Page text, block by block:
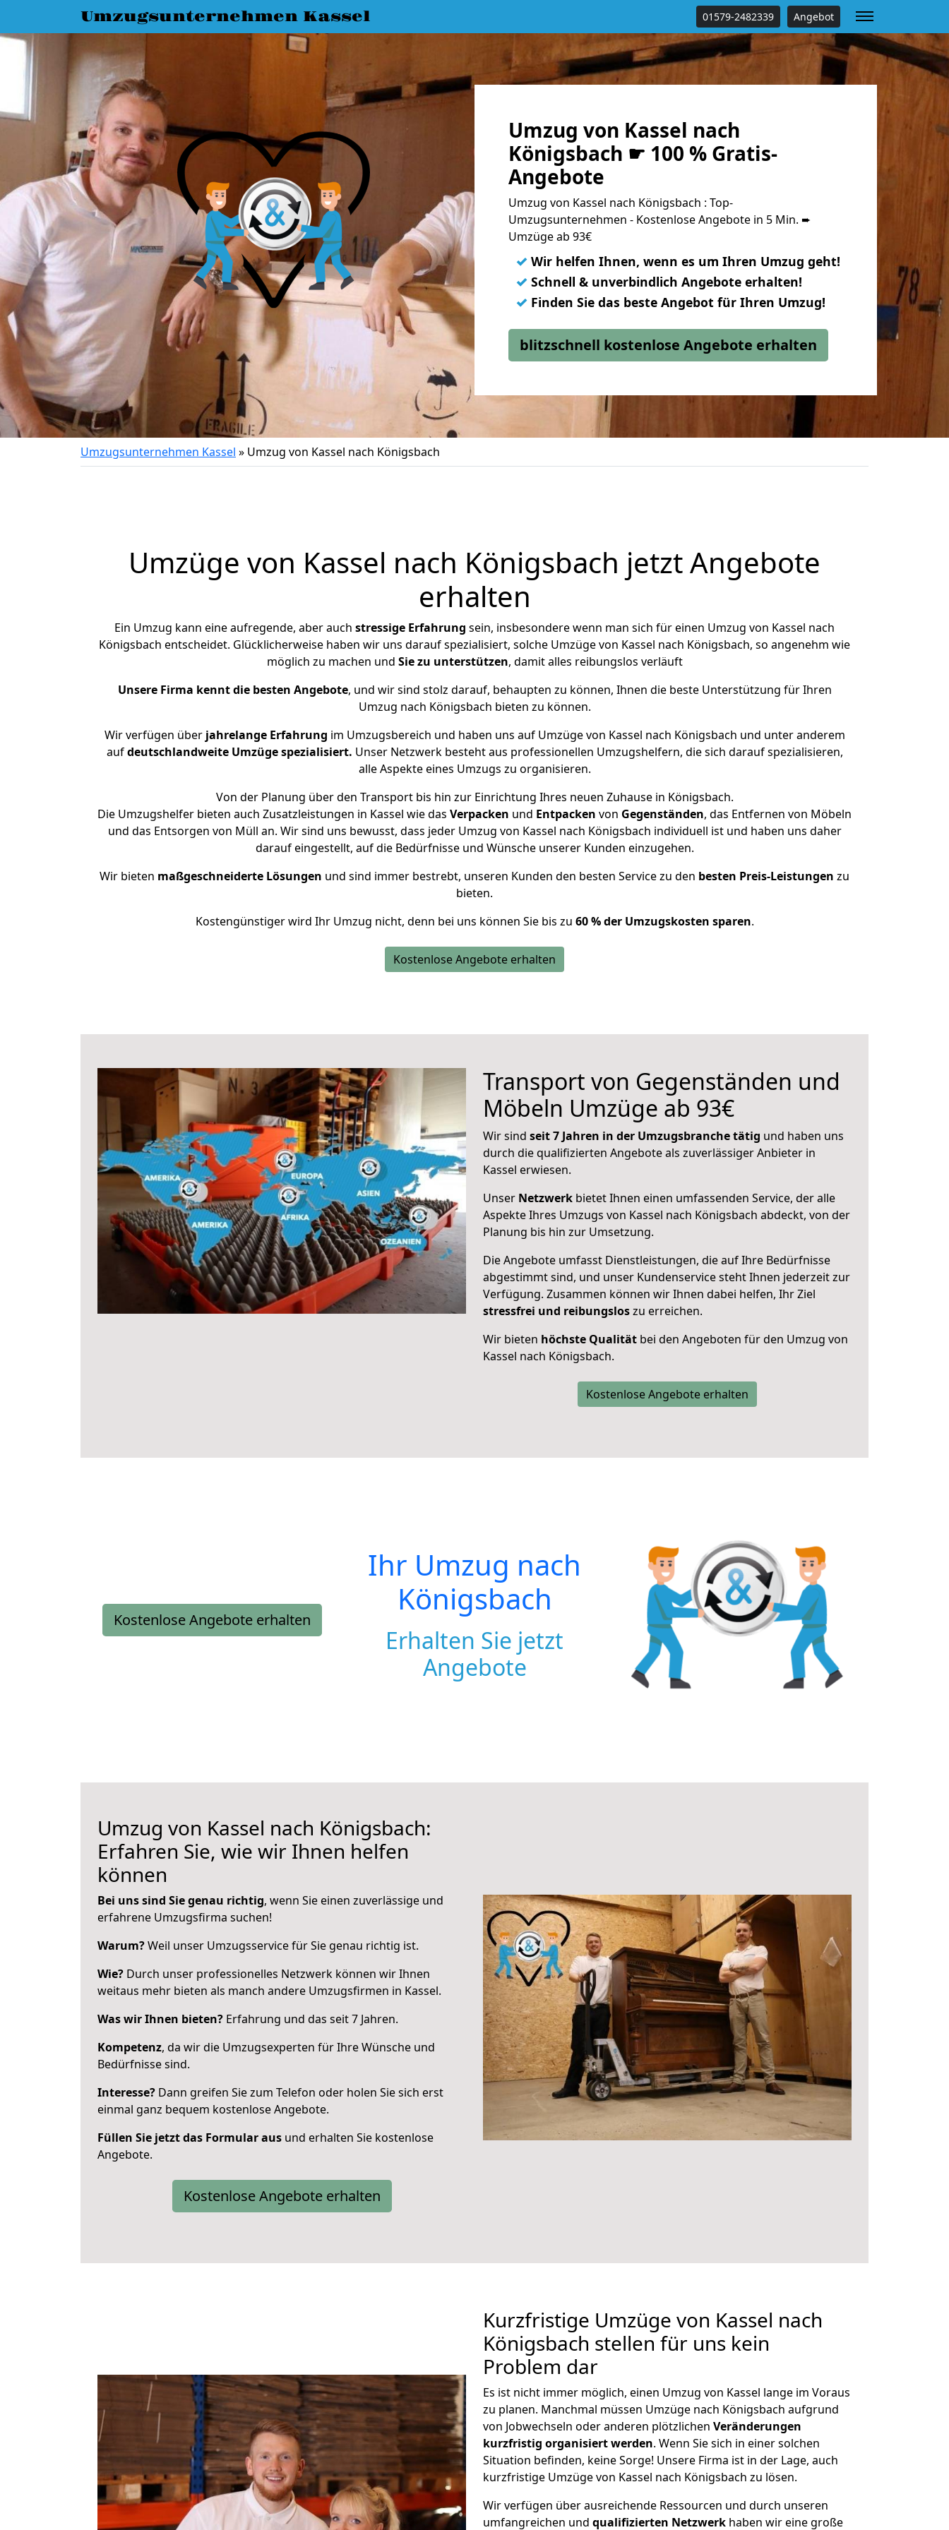
Umzugsunternehmen Kassel 01579-2482339 Angebot
Umzug von Kassel nach
Königsbach ☛ 100 % Gratis-
Angebote
Umzug von Kassel nach Königsbach : Top-
Umzugsunternehmen - Kostenlose Angebote in 5 Min. ➨
Umzüge ab 93€
✓ Wir helfen Ihnen, wenn es um Ihren Umzug geht!
✓ Schnell & unverbindlich Angebote erhalten!
✓ Finden Sie das beste Angebot für Ihren Umzug!
blitzschnell kostenlose Angebote erhalten
Umzugsunternehmen Kassel » Umzug von Kassel nach Königsbach
Umzüge von Kassel nach Königsbach jetzt Angebote
erhalten
Ein Umzug kann eine aufregende, aber auch stressige Erfahrung sein, insbesondere wenn man sich für einen Umzug von Kassel nach
Königsbach entscheidet. Glücklicherweise haben wir uns darauf spezialisiert, solche Umzüge von Kassel nach Königsbach, so angenehm wie
möglich zu machen und Sie zu unterstützen, damit alles reibungslos verläuft
Unsere Firma kennt die besten Angebote, und wir sind stolz darauf, behaupten zu können, Ihnen die beste Unterstützung für Ihren
Umzug nach Königsbach bieten zu können.
Wir verfügen überjahrelange Erfahrung im Umzugsbereich und haben uns auf Umzüge von Kassel nach Königsbach und unter anderem
aufdeutschlandweite Umzüge spezialisiert. Unser Netzwerk besteht aus professionellen Umzugshelfern, die sich darauf spezialisieren,
alle Aspekte eines Umzugs zu organisieren.
Von der Planung über den Transport bis hin zur Einrichtung Ihres neuen Zuhause in Königsbach.
Die Umzugshelfer bieten auch Zusatzleistungen in Kassel wie das Verpacken und Entpacken von Gegenständen, das Entfernen von Möbeln
und das Entsorgen von Müll an. Wir sind uns bewusst, dass jeder Umzug von Kassel nach Königsbach individuell ist und haben uns daher
darauf eingestellt, auf die Bedürfnisse und Wünsche unserer Kunden einzugehen.
Wir bieten maßgeschneiderte Lösungen und sind immer bestrebt, unseren Kunden den besten Service zu den besten Preis-Leistungen zu
bieten.
Kostengünstiger wird Ihr Umzug nicht, denn bei uns können Sie bis zu 60 % der Umzugskosten sparen.
Kostenlose Angebote erhalten
Transport von Gegenständen und
Möbeln Umzüge ab 93€
Wir sind seit 7 Jahren in der Umzugsbranche tätig und haben uns
durch die qualifizierten Angebote als zuverlässiger Anbieter in
Kassel erwiesen.
Unser Netzwerk bietet Ihnen einen umfassenden Service, der alle
Aspekte Ihres Umzugs von Kassel nach Königsbach abdeckt, von der
Planung bis hin zur Umsetzung.
Die Angebote umfasst Dienstleistungen, die auf Ihre Bedürfnisse
abgestimmt sind, und unser Kundenservice steht Ihnen jederzeit zur
Verfügung. Zusammen können wir Ihnen dabei helfen, Ihr Ziel
stressfrei und reibungsloszu erreichen.
Wir bieten höchste Qualität bei den Angeboten für den Umzug von
Kassel nach Königsbach.
Kostenlose Angebote erhalten
Kostenlose Angebote erhalten
Ihr Umzug nach
Königsbach
Erhalten Sie jetzt
Angebote
Umzug von Kassel nach Königsbach:
Erfahren Sie, wie wir Ihnen helfen
können
Bei uns sind Sie genau richtig, wenn Sie einen zuverlässige und
erfahrene Umzugsfirma suchen!
Warum?Weil unser Umzugsservice für Sie genau richtig ist.
Wie? Durch unser professionelles Netzwerk können wir Ihnen
weitaus mehr bieten als manch andere Umzugsfirmen in Kassel.
Was wir Ihnen bieten? Erfahrung und das seit 7 Jahren.
Kompetenz, da wir die Umzugsexperten für Ihre Wünsche und
Bedürfnisse sind.
Interesse? Dann greifen Sie zum Telefon oder holen Sie sich erst
einmal ganz bequem kostenlose Angebote.
Füllen Sie jetzt das Formular aus und erhalten Sie kostenlose
Angebote.
Kostenlose Angebote erhalten
Kurzfristige Umzüge von Kassel nach
Königsbach stellen für uns kein
Problem dar
Es ist nicht immer möglich, einen Umzug von Kassel lange im Voraus
zu planen. Manchmal müssen Umzüge nach Königsbach aufgrund
von Jobwechseln oder anderen plötzlichen Veränderungen
kurzfristig organisiert werden. Wenn Sie sich in einer solchen
Situation befinden, keine Sorge! Unsere Firma ist in der Lage, auch
kurzfristige Umzüge von Kassel nach Königsbach zu lösen.
Wir verfügen über ausreichende Ressourcen und durch unseren
umfangreichen und qualifizierten Netzwerk haben wir eine große